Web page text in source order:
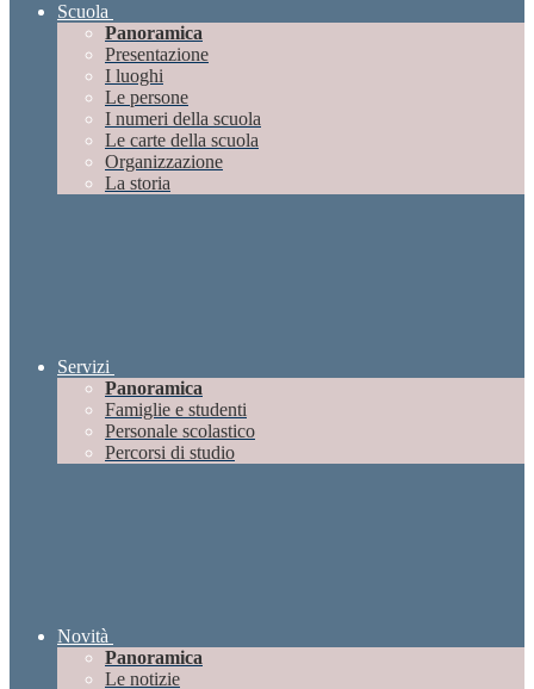
Scuola
Panoramica
Presentazione
I luoghi
Le persone
I numeri della scuola
Le carte della scuola
Organizzazione
La storia
Servizi
Panoramica
Famiglie e studenti
Personale scolastico
Percorsi di studio
Novità
Panoramica
Le notizie